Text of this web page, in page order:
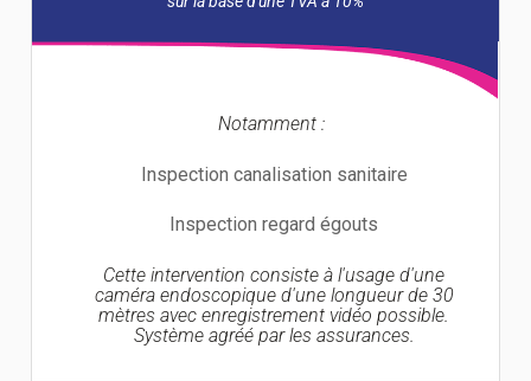
Notamment :
Inspection canalisation sanitaire
Inspection regard égouts
Cette intervention consiste à l'usage d'une
caméra endoscopique d'une longueur de 30
mètres avec enregistrement vidéo possible.
Système agréé par les assurances.